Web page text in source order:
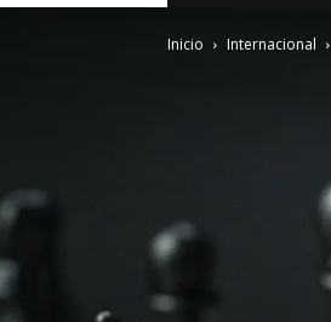
Inicio Internacional